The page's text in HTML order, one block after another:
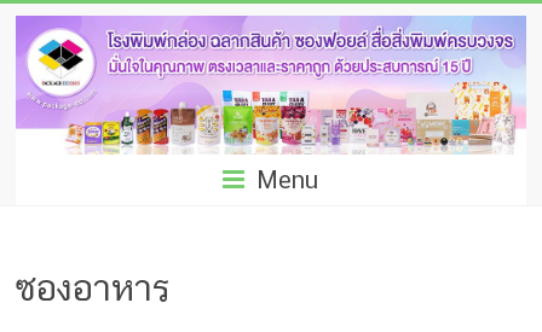
Skip
content
โรง
พิมพ์
กล่อง
ผลิต
Menu
ซองอาหาร